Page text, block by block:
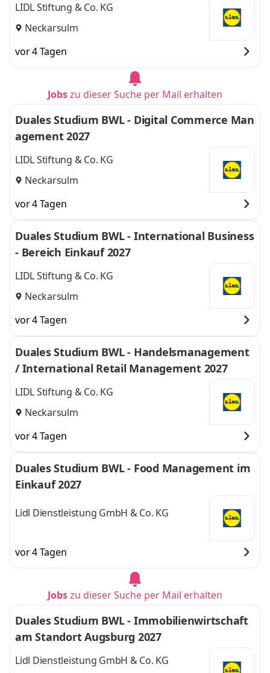
LIDL Stiftung & Co. KG
Neckarsulm
vor 4 Tagen
Jobszu dieser Suche per Mail erhalten
Duales Studium BWL - Digital Commerce Man
agement 2027
LIDL Stiftung & Co. KG
Neckarsulm
vor 4 Tagen
Duales Studium BWL - International Business
- Bereich Einkauf 2027
LIDL Stiftung & Co. KG
Neckarsulm
vor 4 Tagen
Duales Studium BWL - Handelsmanagement
/ International Retail Management 2027
LIDL Stiftung & Co. KG
Neckarsulm
vor 4 Tagen
Duales Studium BWL - Food Management im
Einkauf 2027
Lidl Dienstleistung GmbH & Co. KG
vor 4 Tagen
Jobszu dieser Suche per Mail erhalten
Duales Studium BWL - Immobilienwirtschaft
am Standort Augsburg 2027
Lidl Dienstleistung GmbH & Co. KG